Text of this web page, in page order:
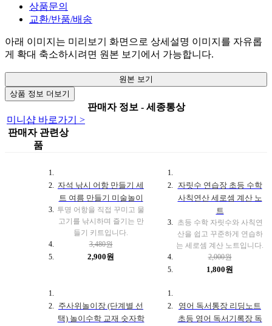
상품문의
교환/반품/배송
아래 이미지는 미리보기 화면으로 상세설명 이미지를 자유롭
게 확대 축소하시려면 원본 보기에서 가능합니다.
원본 보기
상품 정보 더보기
판매자 정보 - 세종통상
미니샵 바로가기 >
판매자 관련상
품
자석 낚시 어항 만들기 세
트 여름 만들기 미술놀이
투명 어항을 직접 꾸미고 물
고기를 낚시하며 즐기는 만
들기 키트입니다.
3,480원
2,900원
자릿수 연습장 초등 수학
사칙연산 세로셈 계산 노
트
초등 수학 자릿수와 사칙연
산을 쉽고 꾸준하게 연습하
는 세로셈 계산 노트입니다.
2,000원
1,800원
주사위놀이장 (단계별 선
택) 놀이수학 교재 숫자학
영어 독서통장 리딩노트
초등 영어 독서기록장 독